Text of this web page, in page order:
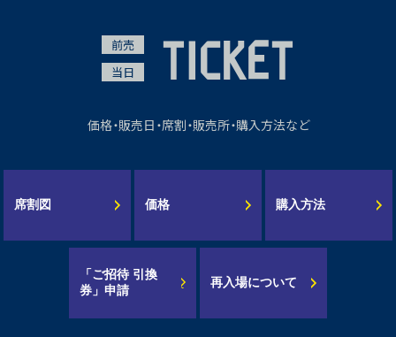
90分直向きに走り続け、チームのために体を張ってプレーする、そして、
自らの体ごと、ボールとともにゴールになだれ込んでいく。
前売
当日
TICKET
価格・販売日・席割・販売所・購入方法など
席割図 価格 購入方法
「ご招待 引換
券」申請
再入場について